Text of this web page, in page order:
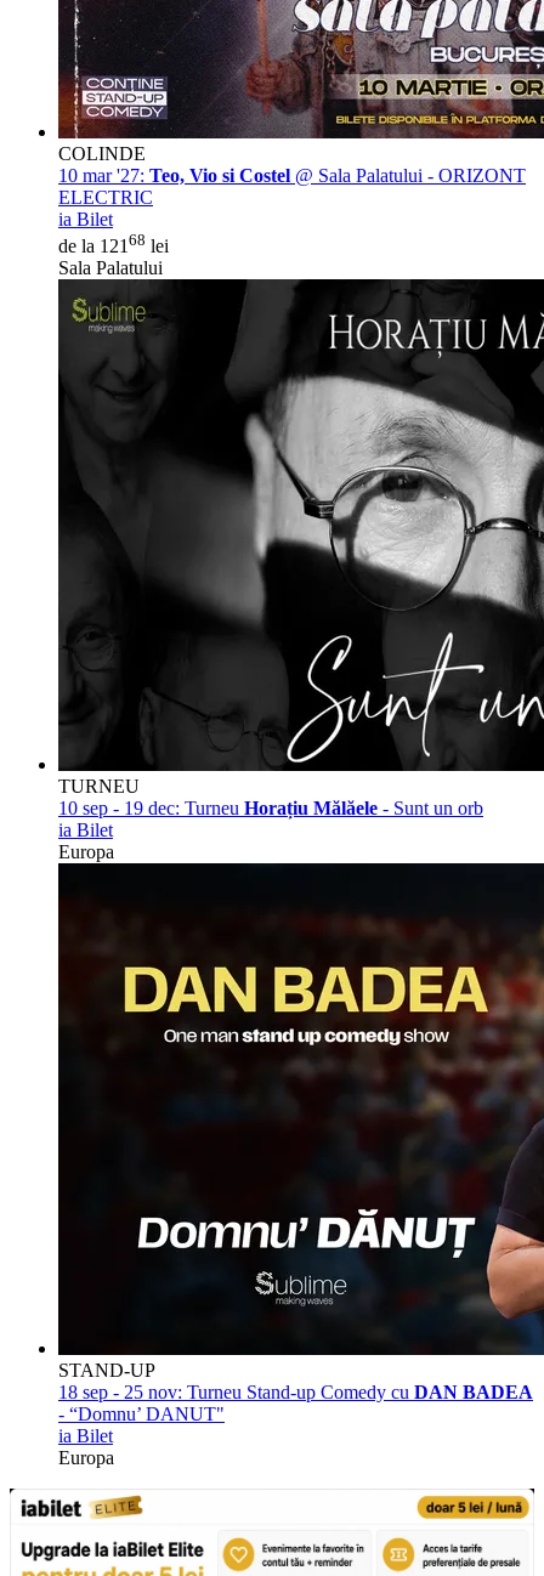
COLINDE
10 mar '27: Teo, Vio si Costel @ Sala Palatului - ORIZONT
ELECTRIC
ia Bilet
de la 121 68 lei
Sala Palatului
TURNEU
10 sep - 19 dec: Turneu Horațiu Mălăele - Sunt un orb
ia Bilet
Europa
STAND-UP
18 sep - 25 nov: Turneu Stand-up Comedy cu DAN BADEA
- “Domnu’ DANUT"
ia Bilet
Europa